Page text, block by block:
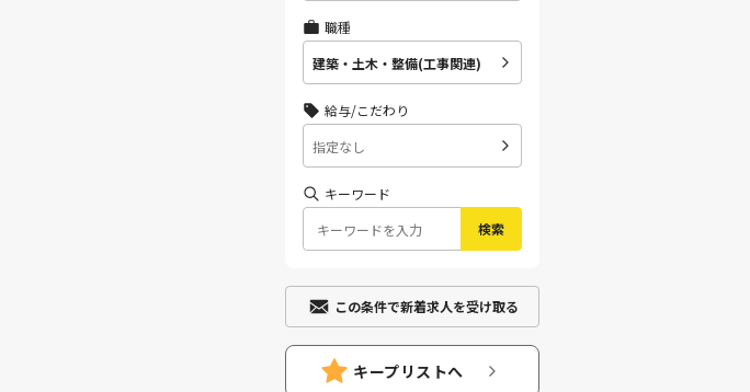
職種
建築・土木・整備(工事関連)
給与/こだわり
指定なし
キーワード
検索
この条件で新着求人を受け取る
キープリストへ